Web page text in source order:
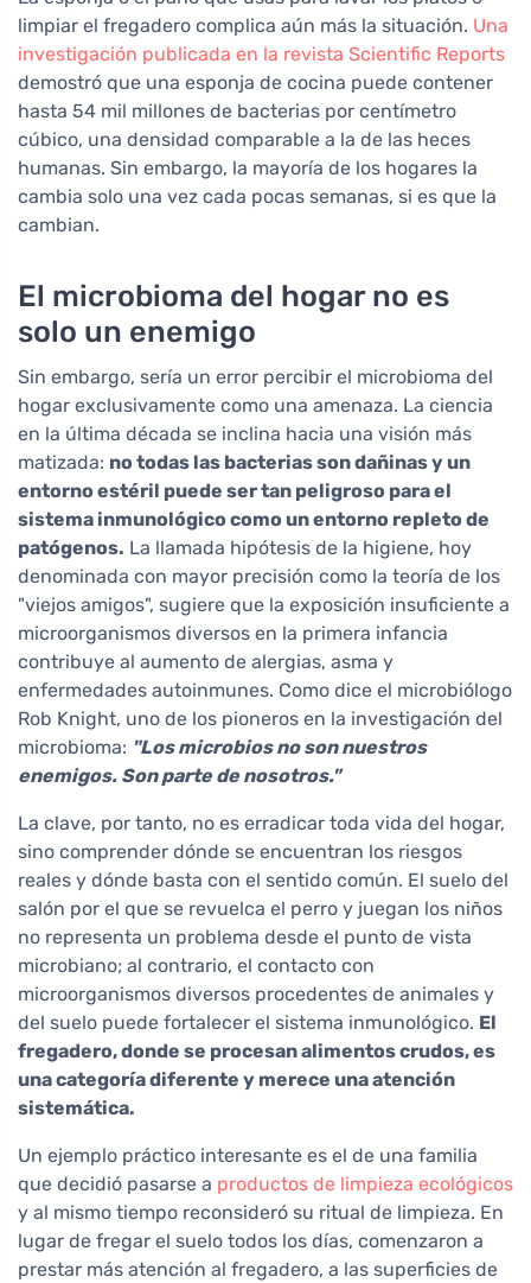
limpiar el fregadero complica aún más la situación. Una
investigación publicada en la revista Scientific Reports
demostró que una esponja de cocina puede contener
hasta 54 mil millones de bacterias por centímetro
cúbico, una densidad comparable a la de las heces
humanas. Sin embargo, la mayoría de los hogares la
cambia solo una vez cada pocas semanas, si es que la
cambian.
El microbioma del hogar no es
solo un enemigo
Sin embargo, sería un error percibir el microbioma del
hogar exclusivamente como una amenaza. La ciencia
en la última década se inclina hacia una visión más
matizada: no todas las bacterias son dañinas y un
entorno estéril puede ser tan peligroso para el
sistema inmunológico como un entorno repleto de
patógenos. La llamada hipótesis de la higiene, hoy
denominada con mayor precisión como la teoría de los
"viejos amigos", sugiere que la exposición insuficiente a
microorganismos diversos en la primera infancia
contribuye al aumento de alergias, asma y
enfermedades autoinmunes. Como dice el microbiólogo
Rob Knight, uno de los pioneros en la investigación del
microbioma: "Los microbios no son nuestros
enemigos. Son parte de nosotros."
La clave, por tanto, no es erradicar toda vida del hogar,
sino comprender dónde se encuentran los riesgos
reales y dónde basta con el sentido común. El suelo del
salón por el que se revuelca el perro y juegan los niños
no representa un problema desde el punto de vista
microbiano; al contrario, el contacto con
microorganismos diversos procedentes de animales y
del suelo puede fortalecer el sistema inmunológico. El
fregadero, donde se procesan alimentos crudos, es
una categoría diferente y merece una atención
sistemática.
Un ejemplo práctico interesante es el de una familia
que decidió pasarse a productos de limpieza ecológicos
y al mismo tiempo reconsideró su ritual de limpieza. En
lugar de fregar el suelo todos los días, comenzaron a
prestar más atención al fregadero, a las superficies de